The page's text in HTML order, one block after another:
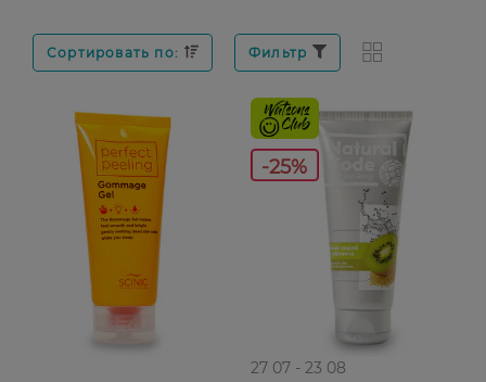
Сортировать по: Фильтр
-25%
27 07 - 23 08